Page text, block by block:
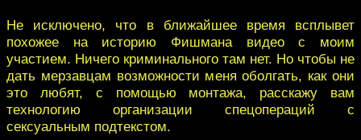
Не исключено, что в ближайшее время всплывет
похожее на историю Фишмана видео с моим
участием. Ничего криминального там нет. Но чтобы не
дать мерзавцам возможности меня оболгать, как они
это любят, с помощью монтажа, расскажу вам
технологию организации спецопераций с
сексуальным подтекстом.